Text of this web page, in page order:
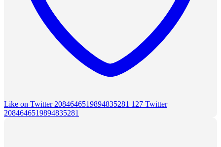
Like on Twitter 2084646519894835281 127 Twitter
2084646519894835281